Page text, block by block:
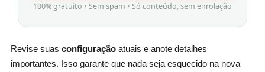
100% gratuito • Sem spam • Só conteúdo, sem enrolação
Revise suas configuraçãoatuais e anote detalhes
importantes. Isso garante que nada seja esquecido na nova